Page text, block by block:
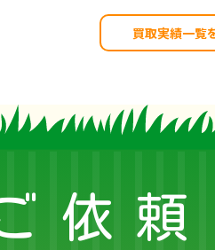
買取実績一覧
依